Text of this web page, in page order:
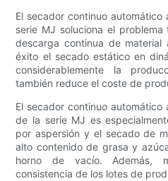
El secador continuo
serie MJ soluciona el
descarga continua de material
éxito el secado estático en
considerablemente la
también reduce el coste de
El secador continuo
de la serie MJ es
por aspersión y el secado de
alto contenido de grasa y
horno de vacío. Además,
consistencia de los lotes de